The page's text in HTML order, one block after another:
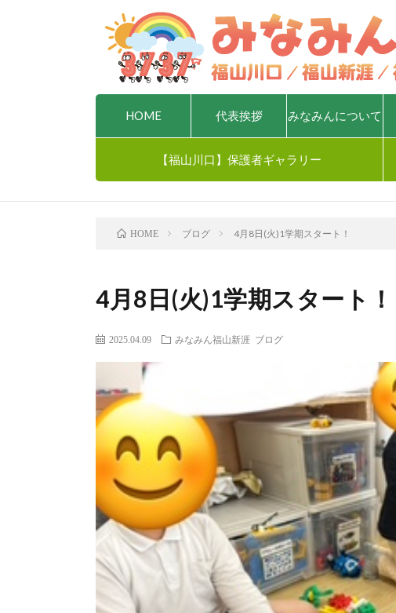
HOME 代表挨拶 みなみんについて
【福山川口】保護者ギャラリー
HOME ブログ 4月8日(火)1学期スタート！
4月8日(火)1学期スタート！
2025.04.09 みなみん福山新涯 ブログ